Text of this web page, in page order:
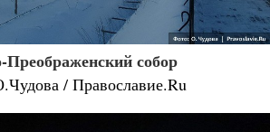
Преображенский собор
/ Православие.Ru